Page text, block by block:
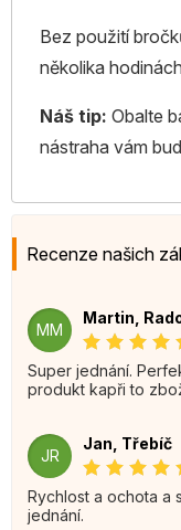
Bez použití
několika
Náš tip: Obalte
nástraha vám
Recenze našich
MM
Martin,
Super jednání. Perfektní
produkt kapři to
JR
Jan, Třebíč
Rychlost a ochota a super
jednání.